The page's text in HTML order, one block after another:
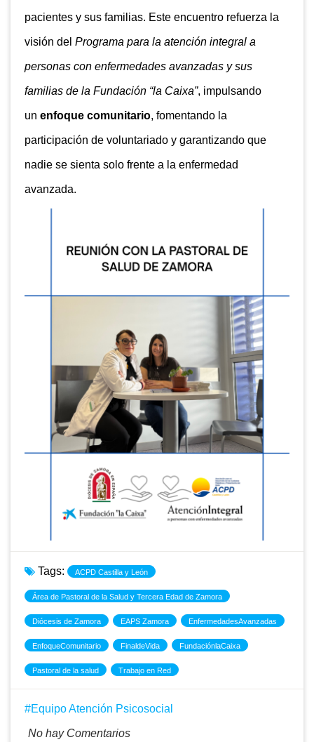
pacientes y sus familias. Este encuentro refuerza la
visión del Programa para la atención integral a
personas con enfermedades avanzadas y sus
familias de la Fundación “la Caixa”, impulsando
un enfoque comunitario, fomentando la
participación de voluntariado y garantizando que
nadie se sienta solo frente a la enfermedad
avanzada.
Tags: ACPD Castilla y León
Área de Pastoral de la Salud y Tercera Edad de Zamora
Diócesis de Zamora EAPS Zamora EnfermedadesAvanzadas
EnfoqueComunitario FinaldeVida FundaciónlaCaixa
Pastoral de la salud Trabajo en Red
Equipo Atención Psicosocial
No hay Comentarios